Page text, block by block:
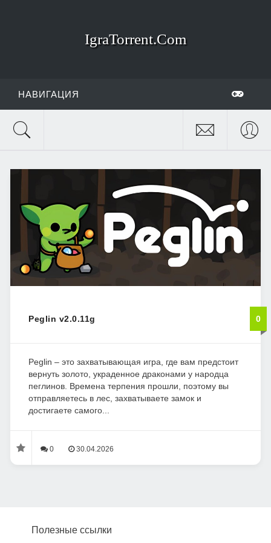
IgraTorrent.Com
НАВИГАЦИЯ
Peglin v2.0.11g 0
Peglin – это захватывающая игра, где вам предстоит
вернуть золото, украденное драконами у народца
пеглинов. Времена терпения прошли, поэтому вы
отправляетесь в лес, захватываете замок и
достигаете самого...
0 30.04.2026
Полезные ссылки